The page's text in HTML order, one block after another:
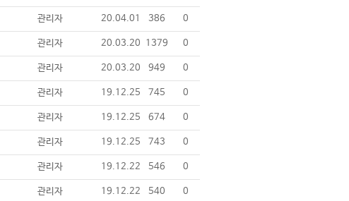
관리자 20.04.01 386 0
관리자 20.03.20 1379 0
관리자 20.03.20 949 0
관리자 19.12.25 745 0
관리자 19.12.25 674 0
관리자 19.12.25 743 0
관리자 19.12.22 546 0
관리자 19.12.22 540 0